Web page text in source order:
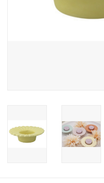
Relatiegeschenken & Bedankjes